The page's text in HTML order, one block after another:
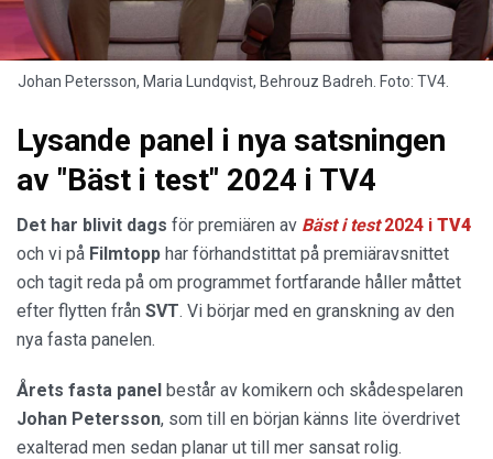
Johan Petersson, Maria Lundqvist, Behrouz Badreh. Foto: TV4.
Lysande panel i nya satsningen
av "Bäst i test" 2024 i TV4
Det har blivit dags för premiären av Bäst i test2024 i TV4
och vi på Filmtopp har förhandstittat på premiäravsnittet
och tagit reda på om programmet fortfarande håller måttet
efter flytten från SVT. Vi börjar med en granskning av den
nya fasta panelen.
Årets fasta panel består av komikern och skådespelaren
Johan Petersson, som till en början känns lite överdrivet
exalterad men sedan planar ut till mer sansat rolig.